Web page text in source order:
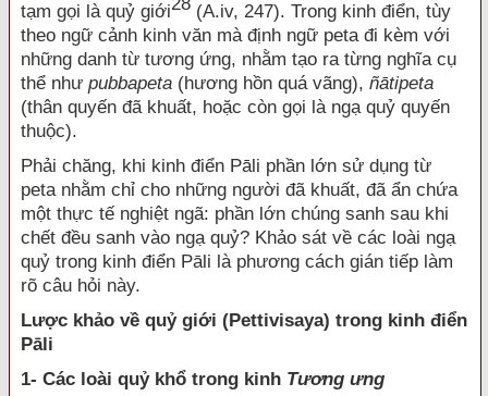
tạm gọi là quỷ giới
(A.iv, 247). Trong kinh điển, tùy
theo ngữ cảnh kinh văn mà định ngữ peta đi kèm với
những danh từ tương ứng, nhằm tạo ra từng nghĩa cụ
thể như pubbapeta (hương hồn quá vãng), ñātipeta
(thân quyến đã khuất, hoặc còn gọi là ngạ quỷ quyến
thuộc).
Phải chăng, khi kinh điển Pāli phần lớn sử dụng từ
peta nhằm chỉ cho những người đã khuất, đã ẩn chứa
một thực tế nghiệt ngã: phần lớn chúng sanh sau khi
chết đều sanh vào ngạ quỷ? Khảo sát về các loài ngạ
quỷ trong kinh điển Pāli là phương cách gián tiếp làm
rõ câu hỏi này.
Lược khảo về quỷ giới (Pettivisaya) trong kinh điển
Pāli
1- Các loài quỷ khổ trong kinh Tương ưng